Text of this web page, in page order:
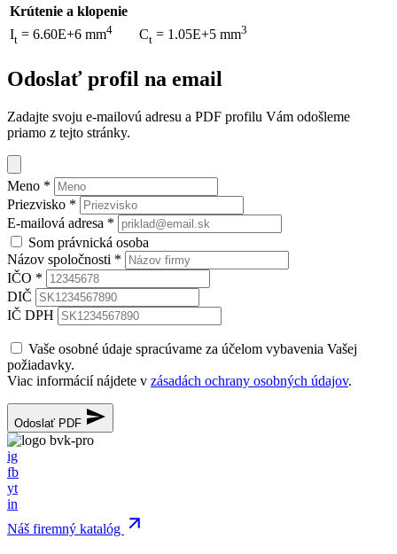
Krútenie a klopenie
It = 6.60E+6 mm4 Ct = 1.05E+5 mm3
Odoslať profil na email
Zadajte svoju e-mailovú adresu a PDF profilu Vám odošleme
priamo z tejto stránky.
Meno *
Priezvisko *
E-mailová adresa *
Som právnická osoba
Názov spoločnosti *
IČO *
DIČ
IČ DPH
Vaše osobné údaje spracúvame za účelom vybavenia Vašej
požiadavky.
Viac informácií nájdete v zásadách ochrany osobných údajov.
Odoslať PDF
ig
fb
yt
in
Náš firemný katalóg